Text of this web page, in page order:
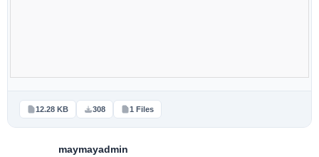
12.28 KB 308 1 Files
maymayadmin